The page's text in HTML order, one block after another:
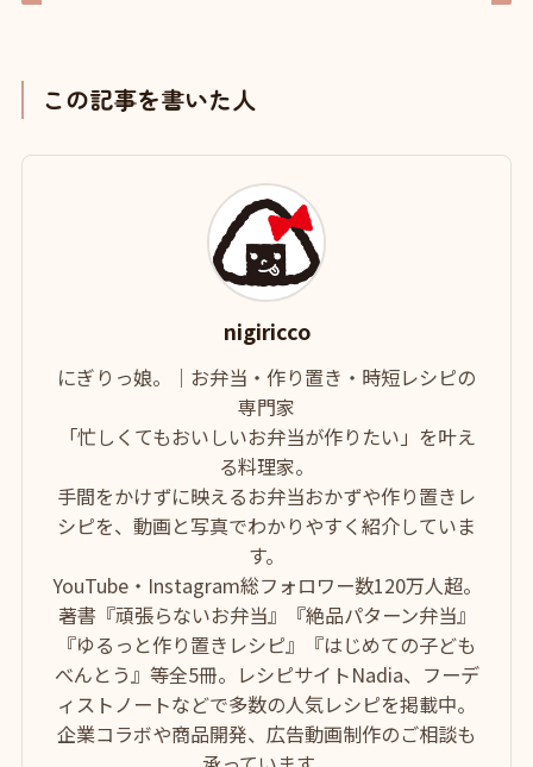
この記事を書いた人
nigiricco
にぎりっ娘。｜お弁当・作り置き・時短レシピの
専門家
「忙しくてもおいしいお弁当が作りたい」を叶え
る料理家。
手間をかけずに映えるお弁当おかずや作り置きレ
シピを、動画と写真でわかりやすく紹介していま
す。
YouTube・Instagram総フォロワー数120万人超。
著書『頑張らないお弁当』『絶品パターン弁当』
『ゆるっと作り置きレシピ』『はじめての子ども
べんとう』等全5冊。レシピサイトNadia、フーデ
ィストノートなどで多数の人気レシピを掲載中。
企業コラボや商品開発、広告動画制作のご相談も